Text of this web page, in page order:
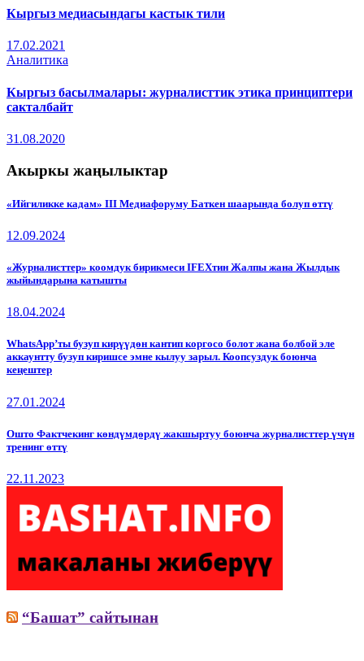
Кыргыз медиасындагы кастык тили
17.02.2021
Аналитика
Кыргыз басылмалары: журналисттик этика принциптери
сакталбайт
31.08.2020
Акыркы жаңылыктар
«Ийгиликке кадам» III Медиафоруму Баткен шаарында болуп өттү
12.09.2024
«Журналисттер» коомдук бирикмеси IFEXтин Жалпы жана Жылдык
жыйындарына катышты
18.04.2024
WhatsApp’ты бузуп кирүүдөн кантип коргосо болот жана болбой эле
аккаунтту бузуп киришсе эмне кылуу зарыл. Коопсуздук боюнча
кеңештер
27.01.2024
Ошто Фактчекинг көндүмдөрдү жакшыртуу боюнча журналисттер үчүн
тренинг өттү
22.11.2023
“Башат” сайтынан